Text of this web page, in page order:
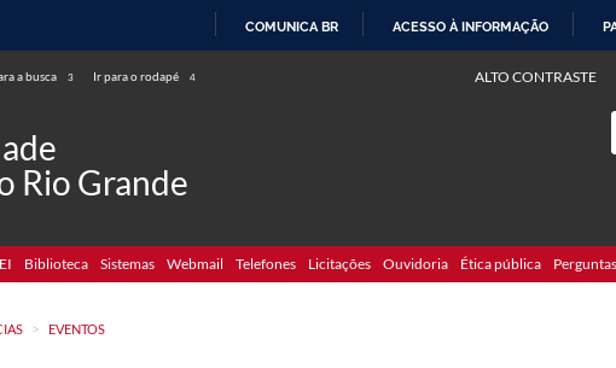
COMUNICA BR ACESSO À INFORMAÇÃO
a busca 3 Ir para o rodapé 4 ALTO CONTRASTE
Rio Grande
Biblioteca Sistemas Webmail Telefones Licitações Ouvidoria Ética pública
> EVENTOS